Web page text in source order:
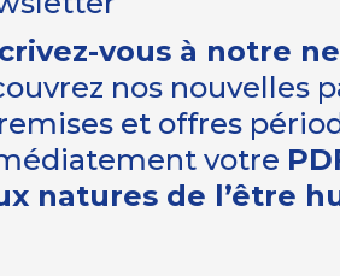
vous à notre
nos nouvelles
et offres
votre
natures de l’être